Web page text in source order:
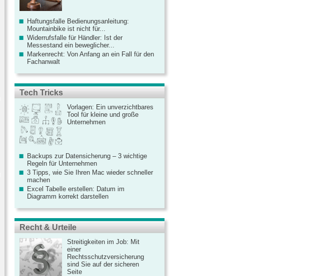
Haftungsfalle Bedienungsanleitung:
Mountainbike ist nicht für...
Widerrufsfalle für Händler: Ist der
Messestand ein beweglicher...
Markenrecht: Von Anfang an ein Fall für den
Fachanwalt
Tech Tricks
Vorlagen: Ein unverzichtbares
Tool für kleine und große
Unternehmen
Backups zur Datensicherung – 3 wichtige
Regeln für Unternehmen
3 Tipps, wie Sie Ihren Mac wieder schneller
machen
Excel Tabelle erstellen: Datum im
Diagramm korrekt darstellen
Recht & Urteile
Streitigkeiten im Job: Mit
einer
Rechtsschutzversicherung
sind Sie auf der sicheren
Seite